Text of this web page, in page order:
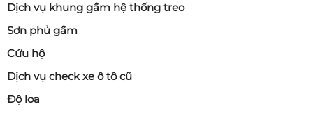
Dịch vụ khung gầm hệ thống treo
Sơn phủ gầm
Cứu hộ
Dịch vụ check xe ô tô cũ
Độ loa